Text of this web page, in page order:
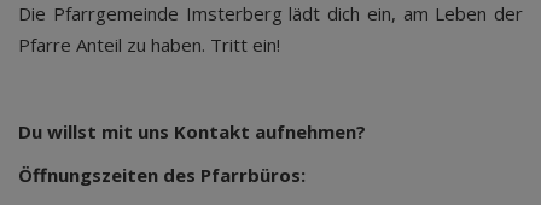
Die Pfarrgemeinde Imsterberg lädt dich ein, am Leben der
Pfarre Anteil zu haben. Tritt ein!
Du willst mit uns Kontakt aufnehmen?
Öffnungszeiten des Pfarrbüros: